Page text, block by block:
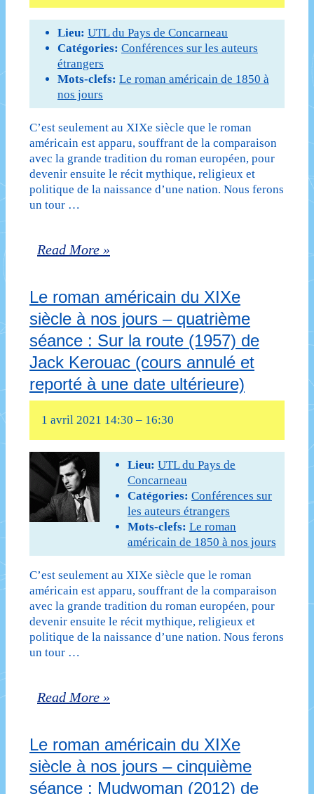
ultérieure)
–
Deuxième
séance
Les
aventures
d’Huckleberry
Finn
de
Twain
(cours
annulé
reporté
à
une
date
ultérieure)
Lieu: UTL du Pays de Concarneau
Catégories: Conférences sur les auteurs
étrangers
Mots-clefs: Le roman américain de 1850 à
nos jours
C’est seulement au XIXe siècle que le roman
américain est apparu, souffrant de la comparaison
avec la grande tradition du roman européen, pour
devenir ensuite le récit mythique, religieux et
politique de la naissance d’une nation. Nous ferons
un tour …
Le
américain
du
XIXe
siècle
à
nos
jours
–
troisième
séance
:
Tandis
que
j’agonise
(1930)
William
(cours
annulé
Read More »
Le roman américain du XIXe
siècle à nos jours – quatrième
séance : Sur la route (1957) de
Jack Kerouac (cours annulé et
reporté à une date ultérieure)
1 avril 2021 14:30 – 16:30
Lieu: UTL du Pays de
Concarneau
Catégories: Conférences sur
les auteurs étrangers
Mots-clefs: Le roman
américain de 1850 à nos jours
C’est seulement au XIXe siècle que le roman
américain est apparu, souffrant de la comparaison
avec la grande tradition du roman européen, pour
devenir ensuite le récit mythique, religieux et
politique de la naissance d’une nation. Nous ferons
un tour …
Le
américain
du
Read More »
Le roman américain du XIXe
siècle à nos jours – cinquième
séance : Mudwoman (2012) de